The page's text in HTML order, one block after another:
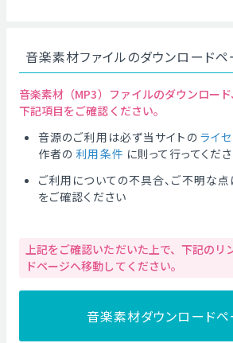
音楽素材ファイルのダウンロードペ
音楽素材（MP3）ファイルのダウンロー
下記項目をご確認ください。
音源のご利用は必ず当サイトの ライ
作者の 利用条件 に則って行ってくださ
ご利用についての不具合、ご不明な
をご確認ください
上記をご確認いただいた上で、下記のリ
ドページへ移動してください。
音楽素材ダウンロード